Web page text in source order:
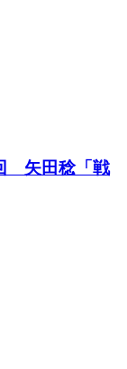
矢田稔「戦